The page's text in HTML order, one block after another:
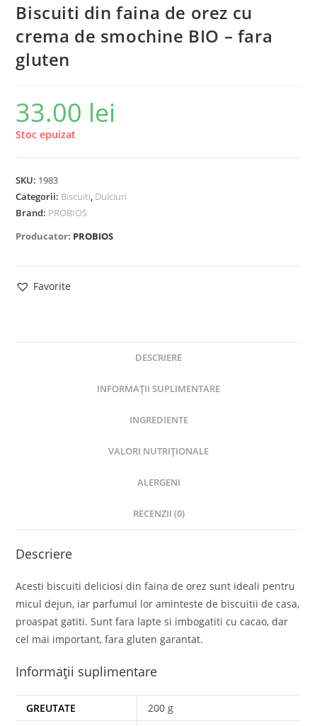
Biscuiti din faina de orez cu
crema de smochine BIO – fara
gluten
33.00 lei
Stoc epuizat
SKU: 1983
Categorii: Biscuiti, Dulciuri
Brand: PROBIOS
Producator: PROBIOS
Favorite
DESCRIERE
INFORMAȚII SUPLIMENTARE
INGREDIENTE
VALORI NUTRIȚIONALE
ALERGENI
RECENZII (0)
Descriere
Acesti biscuiti deliciosi din faina de orez sunt ideali pentru
micul dejun, iar parfumul lor aminteste de biscuitii de casa,
proaspat gatiti. Sunt fara lapte si imbogatiti cu cacao, dar
cel mai important, fara gluten garantat.
Informații suplimentare
GREUTATE 200 g